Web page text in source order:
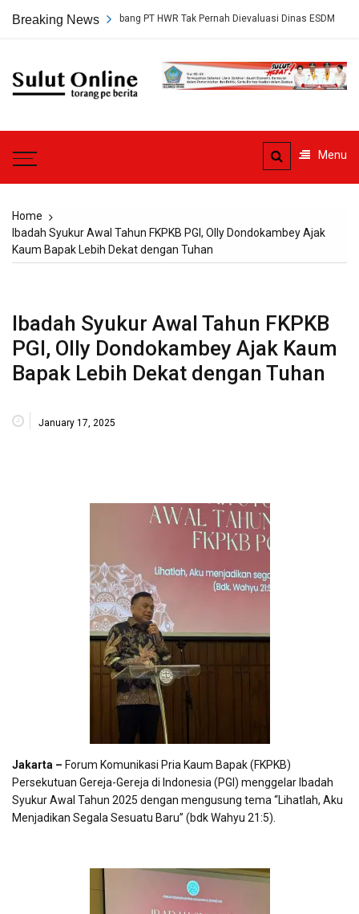
Breaking News
Tambang PT HWR Tak Pernah Dievaluasi Dinas ESDM Ahli
Sulut
Menu
Home
Ibadah Syukur Awal Tahun FKPKB PGI, Olly Dondokambey Ajak
Kaum Bapak Lebih Dekat dengan Tuhan
Ibadah Syukur Awal Tahun FKPKB
PGI, Olly Dondokambey Ajak Kaum
Bapak Lebih Dekat dengan Tuhan
January 17, 2025
Jakarta – Forum Komunikasi Pria Kaum Bapak (FKPKB)
Persekutuan Gereja-Gereja di Indonesia (PGI) menggelar Ibadah
Syukur Awal Tahun 2025 dengan mengusung tema “Lihatlah, Aku
Menjadikan Segala Sesuatu Baru” (bdk Wahyu 21:5).